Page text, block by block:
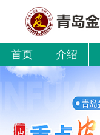
首页 介绍